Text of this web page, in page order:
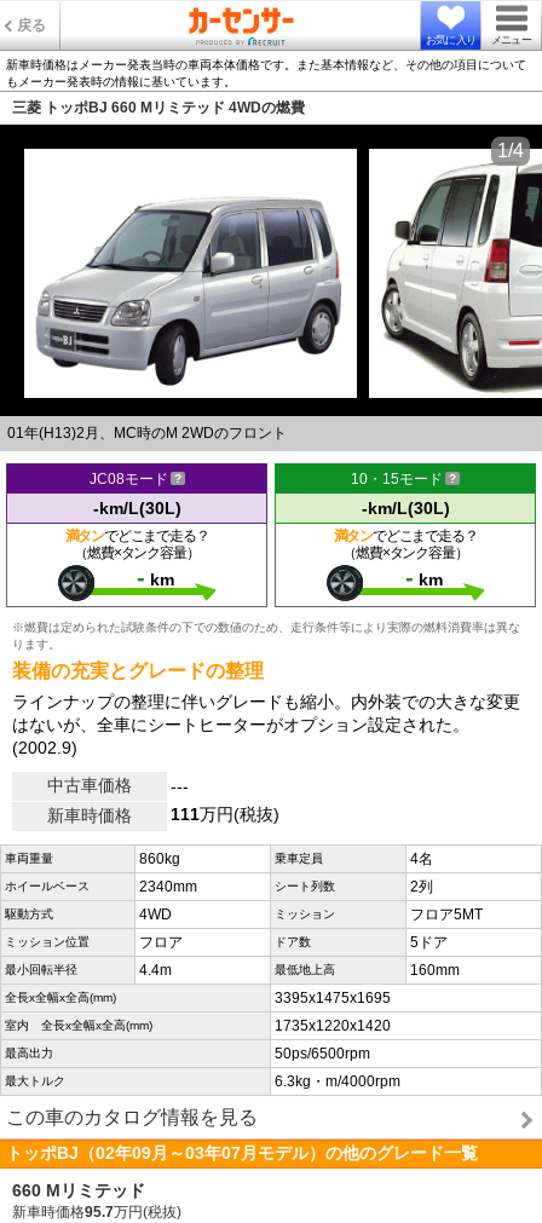
戻る
お気に入り メニュー
新車時価格はメーカー発表当時の車両本体価格です。また基本情報など、その他の項目について
もメーカー発表時の情報に基いています。
三菱 トッポBJ 660 Mリミテッド 4WDの燃費
01年(H13)2月、MC時のM 2WDのフロント
1/4
JC08モード
-km/L(30L)
満タンでどこまで走る？
（燃費×タンク容量）
- km
10・15モード
-km/L(30L)
満タンでどこまで走る？
（燃費×タンク容量）
- km
※燃費は定められた試験条件の下での数値のため、走行条件等により実際の燃料消費率は異な
ります。
装備の充実とグレードの整理
ラインナップの整理に伴いグレードも縮小。内外装での大きな変更
はないが、全車にシートヒーターがオプション設定された。
(2002.9)
中古車価格
---
新車時価格
111万円(税抜)
車両重量 860kg 乗車定員 4名
ホイールベース 2340mm シート列数 2列
駆動方式 4WD ミッション フロア5MT
ミッション位置 フロア ドア数 5ドア
最小回転半径 4.4m 最低地上高 160mm
全長x全幅x全高(mm) 3395x1475x1695
室内 全長x全幅x全高(mm) 1735x1220x1420
最高出力 50ps/6500rpm
最大トルク 6.3kg・m/4000rpm
この車のカタログ情報を見る
トッポBJ（02年09月～03年07月モデル）の他のグレード一覧
660 Mリミテッド
新車時価格95.7万円(税抜)